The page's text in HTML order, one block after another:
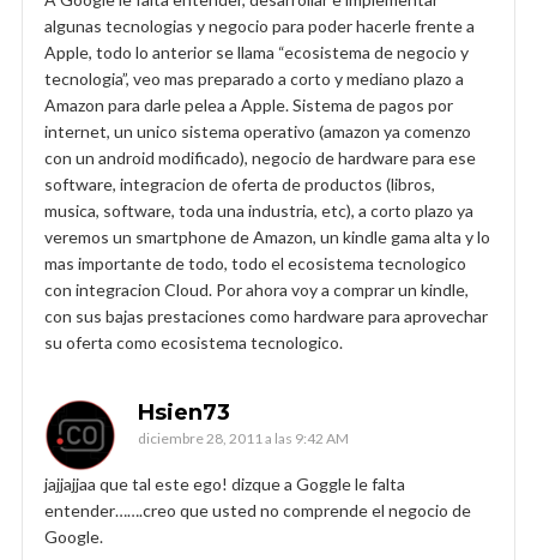
algunas tecnologias y negocio para poder hacerle frente a
Apple, todo lo anterior se llama “ecosistema de negocio y
tecnologia”, veo mas preparado a corto y mediano plazo a
Amazon para darle pelea a Apple. Sistema de pagos por
internet, un unico sistema operativo (amazon ya comenzo
con un android modificado), negocio de hardware para ese
software, integracion de oferta de productos (libros,
musica, software, toda una industria, etc), a corto plazo ya
veremos un smartphone de Amazon, un kindle gama alta y lo
mas importante de todo, todo el ecosistema tecnologico
con integracion Cloud. Por ahora voy a comprar un kindle,
con sus bajas prestaciones como hardware para aprovechar
su oferta como ecosistema tecnologico.
Hsien73
diciembre 28, 2011 a las 9:42 AM
jajjajjaa que tal este ego! dizque a Goggle le falta
entender…….creo que usted no comprende el negocio de
Google.